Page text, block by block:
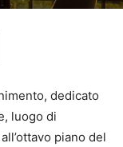
dedicato
luogo di
piano del